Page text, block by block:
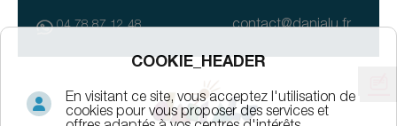
04 78 87 12 48 contact@danialu.fr